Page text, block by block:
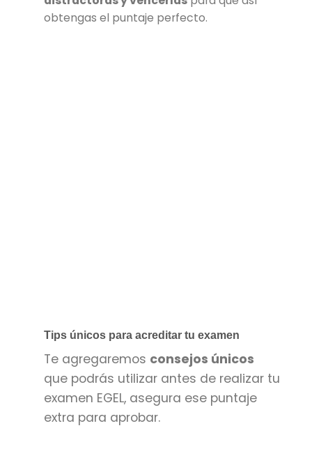
obtengas el puntaje perfecto.
Tips únicos para acreditar tu examen
Te agregaremos consejos únicos
que podrás utilizar antes de realizar tu
examen EGEL, asegura ese puntaje
extra para aprobar.